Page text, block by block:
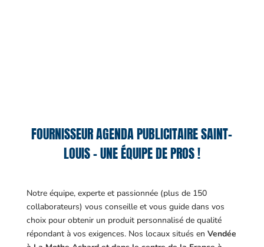
FOURNISSEUR AGENDA PUBLICITAIRE SAINT-
LOUIS – UNE ÉQUIPE DE PROS !
Notre équipe, experte et passionnée (plus de 150
collaborateurs) vous conseille et vous guide dans vos
choix pour obtenir un produit personnalisé de qualité
répondant à vos exigences. Nos locaux situés en Vendée